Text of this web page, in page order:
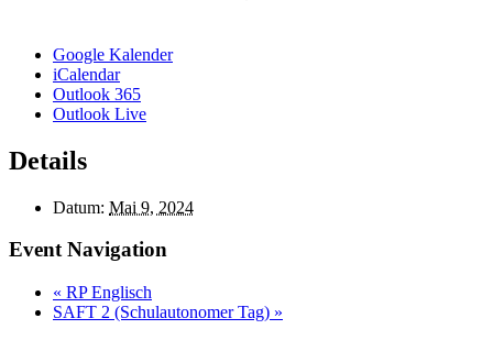
Google Kalender
iCalendar
Outlook 365
Outlook Live
Details
Datum: Mai 9, 2024
Event Navigation
« RP Englisch
SAFT 2 (Schulautonomer Tag) »